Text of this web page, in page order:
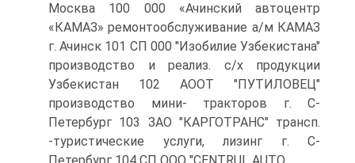
Москва 100 000 «Ачинский автоцентр
«КАМАЗ» ремонтообслуживание а/м КАМАЗ
г. Ачинск 101 СП 000 "Изобилие Узбекистана"
производство и реализ. с/х продукции
Узбекистан 102 АООТ "ПУТИЛОВЕЦ"
производство мини- тракторов г. С-
Петербург 103 ЗАО "КАРГОТРАНС" трансп.
-туристические услуги, лизинг г. С-